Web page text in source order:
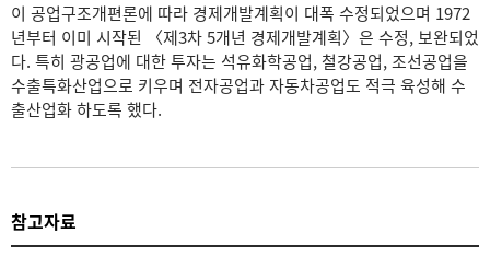
이 공업구조개편론에 따라 경제개발계획이 대폭 수정되었으며 1972
년부터 이미 시작된 〈제3차 5개년 경제개발계획〉은 수정, 보완되었
다. 특히 광공업에 대한 투자는 석유화학공업, 철강공업, 조선공업을
수출특화산업으로 키우며 전자공업과 자동차공업도 적극 육성해 수
출산업화 하도록 했다.
참고자료